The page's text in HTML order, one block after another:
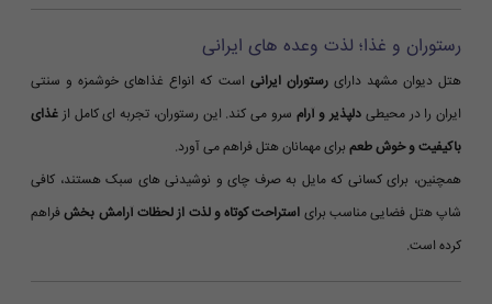
رستوران و غذا؛ لذت وعده های ایرانی
هتل دیوان مشهد دارایرستوران ایرانی است که انواع غذاهای خوشمزه و سنتی
ایران را در محیطی دلپذیر و آرام سرو می کند. این رستوران، تجربه ای کامل ازغذای
باکیفیت و خوش طعم برای مهمانان هتل فراهم می آورد.
همچنین، برای کسانی که مایل به صرف چای و نوشیدنی های سبک هستند، کافی
شاپ هتل فضایی مناسب برای استراحت کوتاه و لذت از لحظات آرامش بخشفراهم
کرده است.